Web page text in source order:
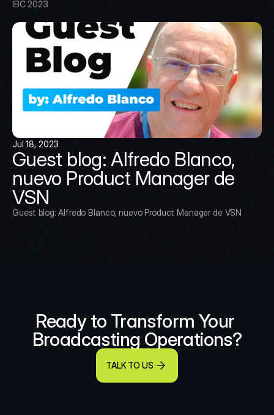
IBC 2023
Jul 18, 2023
Guest blog: Alfredo Blanco,
nuevo Product Manager de
VSN
Guest blog: Alfredo Blanco, nuevo Product Manager de VSN
Ready to Transform Your
Broadcasting Operations?
TALK TO US